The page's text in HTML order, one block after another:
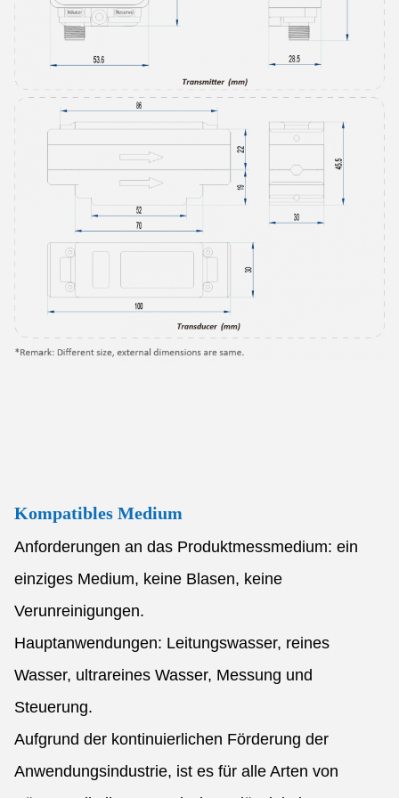
Kompatibles Medium
Anforderungen an das Produktmessmedium: ein
einziges Medium, keine Blasen, keine
Verunreinigungen.
Hauptanwendungen: Leitungswasser, reines
Wasser, ultrareines Wasser, Messung und
Steuerung.
Aufgrund der kontinuierlichen Förderung der
Anwendungsindustrie, ist es für alle Arten von